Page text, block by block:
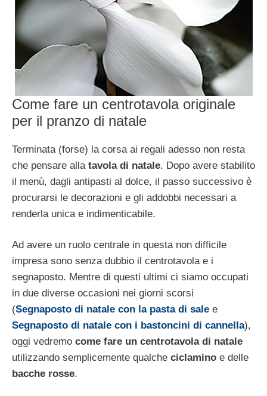
Come fare un centrotavola originale
per il pranzo di natale
Terminata (forse) la corsa ai regali adesso non resta
che pensare alla tavola di natale. Dopo avere stabilito
il menù, dagli antipasti al dolce, il passo successivo è
procurarsi le decorazioni e gli addobbi necessari a
renderla unica e indimenticabile.
Ad avere un ruolo centrale in questa non difficile
impresa sono senza dubbio il centrotavola e i
segnaposto. Mentre di questi ultimi ci siamo occupati
in due diverse occasioni nei giorni scorsi
(Segnaposto di natale con la pasta di sale e
Segnaposto di natale con i bastoncini di cannella),
oggi vedremo come fare un centrotavola di natale
utilizzando semplicemente qualche ciclamino e delle
bacche rosse.